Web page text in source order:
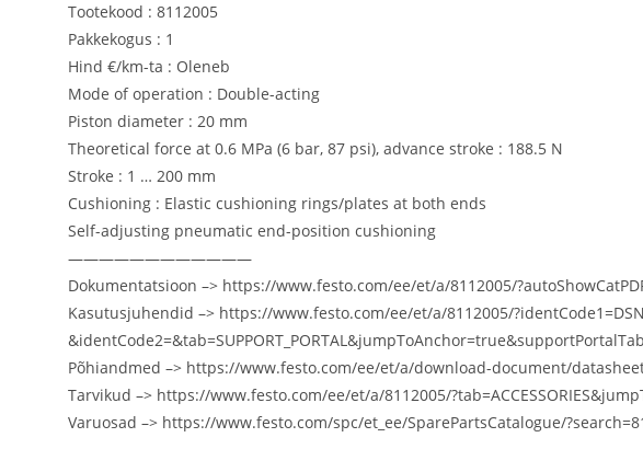
Tootekood : 8112005
Pakkekogus : 1
Hind €/km-ta : Oleneb
Mode of operation : Double-acting
Piston diameter : 20 mm
Theoretical force at 0.6 MPa (6 bar, 87 psi), advance stroke : 188.5 N
Stroke : 1 … 200 mm
Cushioning : Elastic cushioning rings/plates at both ends
Self-adjusting pneumatic end-position cushioning
————————————
Dokumentatsioon –> https://www.festo.com/ee/et/a/8112005/
Kasutusjuhendid –> https://www.festo.com/ee/et/a/8112005/
Põhiandmed –> https://www.festo.com/ee/et/a/download-document/
Tarvikud –> https://www.festo.com/ee/et/a/8112005/
Varuosad –> https://www.festo.com/spc/et_ee/SparePartsCatalogue/